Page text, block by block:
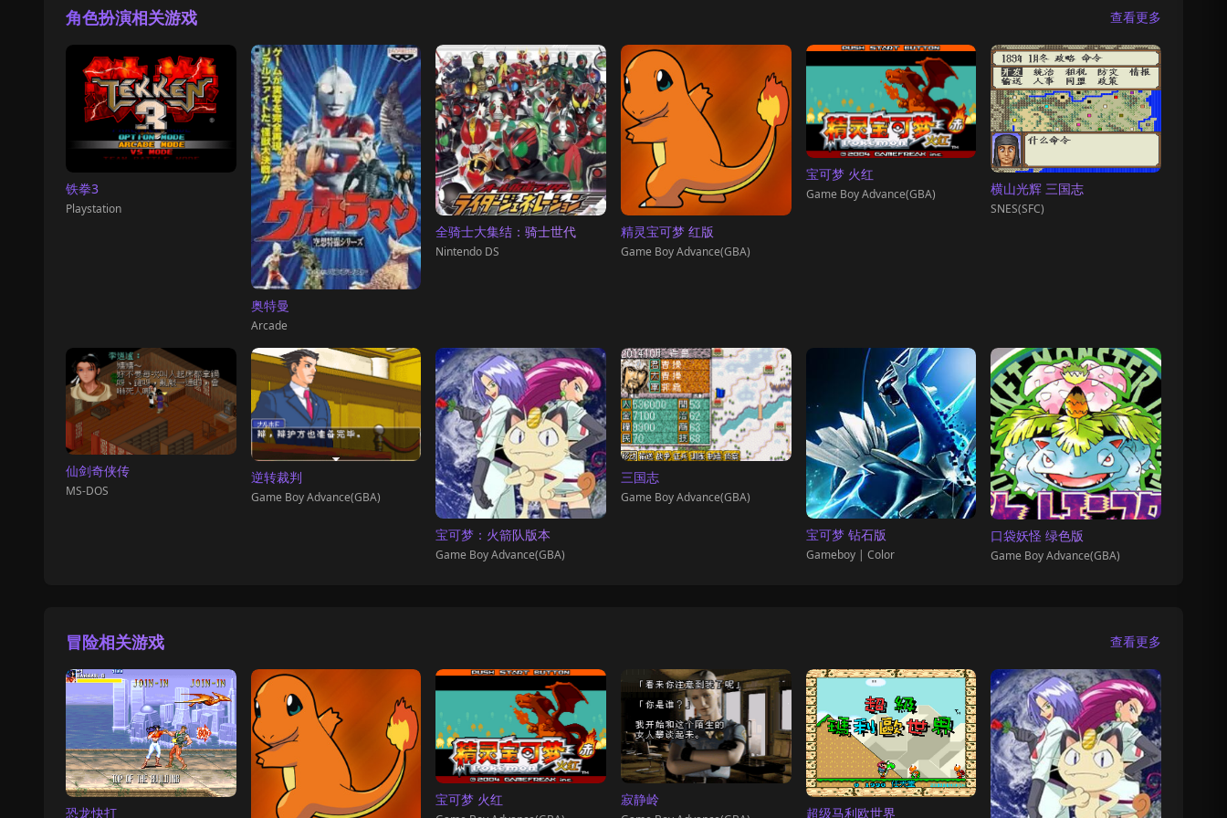
角色扮演相关游戏 查看更多
铁拳3
Playstation
奥特曼
Arcade
全骑士大集结：骑士世代
Nintendo DS
精灵宝可梦 红版
Game Boy Advance(GBA)
宝可梦 火红
Game Boy Advance(GBA) 横山光辉 三国志
SNES(SFC)
仙剑奇侠传
MS-DOS
逆转裁判
Game Boy Advance(GBA)
宝可梦：火箭队版本
Game Boy Advance(GBA)
三国志
Game Boy Advance(GBA)
宝可梦 钻石版
Gameboy | Color
口袋妖怪 绿色版
Game Boy Advance(GBA)
冒险相关游戏 查看更多
恐龙快打
宝可梦 火红 寂静岭
超级马利欧世界